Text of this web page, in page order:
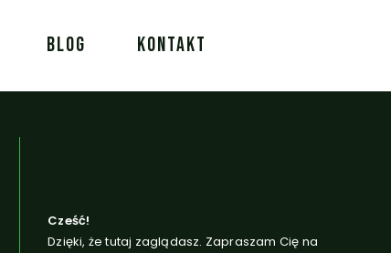
BLOG KONTAKT
Cześć!
Dzięki, że tutaj zaglądasz. Zapraszam Cię na